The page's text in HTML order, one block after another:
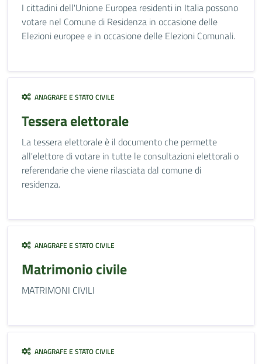
I cittadini dell'Unione Europea residenti in Italia possono
votare nel Comune di Residenza in occasione delle
Elezioni europee e in occasione delle Elezioni Comunali.
ANAGRAFE E STATO CIVILE
Tessera elettorale
La tessera elettorale è il documento che permette
all'elettore di votare in tutte le consultazioni elettorali o
referendarie che viene rilasciata dal comune di
residenza.
ANAGRAFE E STATO CIVILE
Matrimonio civile
MATRIMONI CIVILI
ANAGRAFE E STATO CIVILE